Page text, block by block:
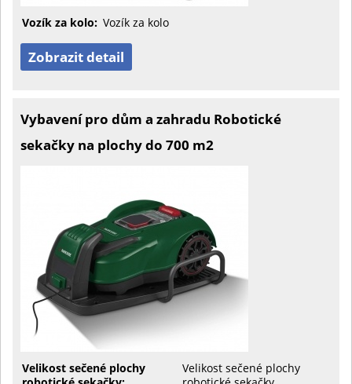
Vozík za kolo: Vozík za kolo
Zobrazit detail
Vybavení pro dům a zahradu Robotické
sekačky na plochy do 700 m2
Velikost sečené plochy
Velikost sečené plochy